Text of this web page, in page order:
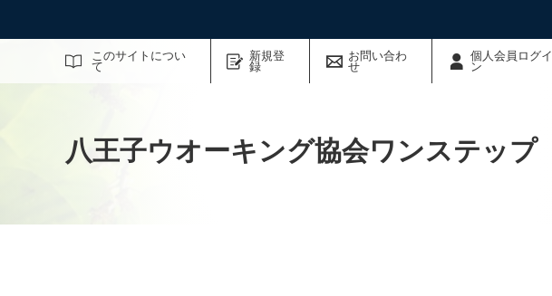
このサイトについ
て
新規登
録
お問い合わ
せ
個人会員ログイ
ン
サイト内検索
八王子ウオーキング協会ワンステップ